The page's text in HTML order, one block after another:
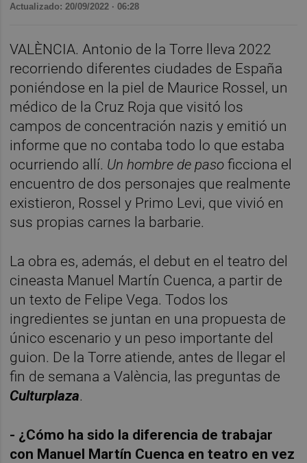
Actualizado: 20/09/2022 · 06:28
VALÈNCIA. Antonio de la Torre lleva 2022
recorriendo diferentes ciudades de España
poniéndose en la piel de Maurice Rossel, un
médico de la Cruz Roja que visitó los
campos de concentración nazis y emitió un
informe que no contaba todo lo que estaba
ocurriendo allí. Un hombre de pasoficciona el
encuentro de dos personajes que realmente
existieron, Rossel y Primo Levi, que vivió en
sus propias carnes la barbarie.
La obra es, además, el debut en el teatro del
cineasta Manuel Martín Cuenca, a partir de
un texto de Felipe Vega. Todos los
ingredientes se juntan en una propuesta de
único escenario y un peso importante del
guion. De la Torre atiende, antes de llegar el
fin de semana a València, las preguntas de
Culturplaza.
- ¿Cómo ha sido la diferencia de trabajar
con Manuel Martín Cuenca en teatro en vez